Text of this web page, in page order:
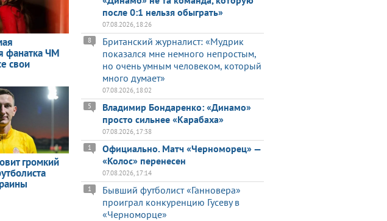
после 0:1 нельзя обыграть»
07.08.2026, 18:26
Британский журналист: «Мудрик
показался мне немного непростым,
но очень умным человеком, который
много думает»
8
07.08.2026, 18:02
Владимир Бондаренко: «Динамо»
просто сильнее «Карабаха»
5
07.08.2026, 17:38
Официально. Матч «Черноморец» —
«Колос» перенесен
1
07.08.2026, 17:14
Бывший футболист «Ганновера»
проиграл конкуренцию Гусеву в
«Черноморце»
1